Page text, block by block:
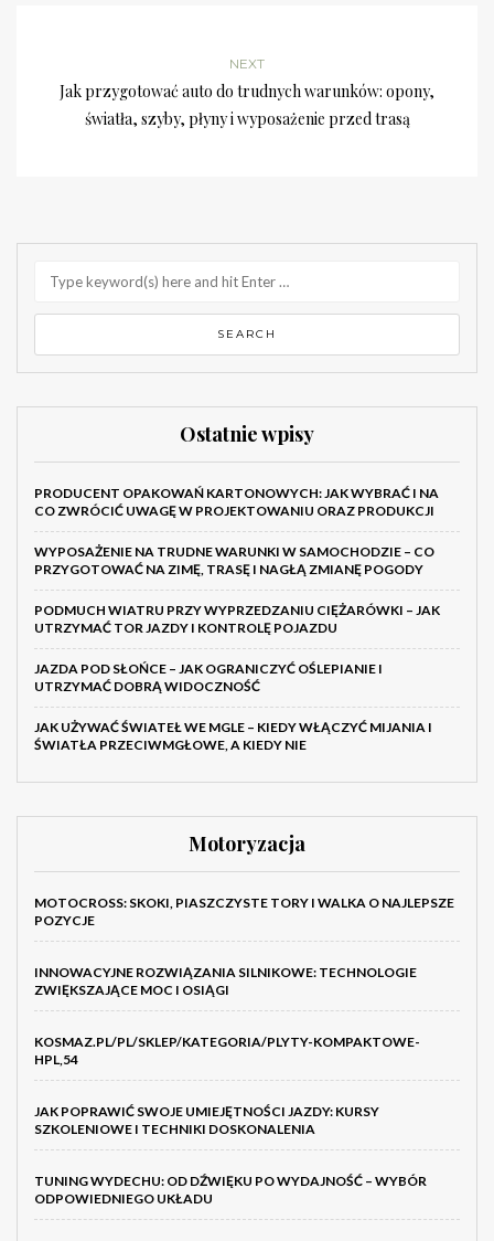
NEXT
Jak przygotować auto do trudnych warunków: opony,
światła, szyby, płyny i wyposażenie przed trasą
Ostatnie wpisy
PRODUCENT OPAKOWAŃ KARTONOWYCH: JAK WYBRAĆ I NA
CO ZWRÓCIĆ UWAGĘ W PROJEKTOWANIU ORAZ PRODUKCJI
WYPOSAŻENIE NA TRUDNE WARUNKI W SAMOCHODZIE – CO
PRZYGOTOWAĆ NA ZIMĘ, TRASĘ I NAGŁĄ ZMIANĘ POGODY
PODMUCH WIATRU PRZY WYPRZEDZANIU CIĘŻARÓWKI – JAK
UTRZYMAĆ TOR JAZDY I KONTROLĘ POJAZDU
JAZDA POD SŁOŃCE – JAK OGRANICZYĆ OŚLEPIANIE I
UTRZYMAĆ DOBRĄ WIDOCZNOŚĆ
JAK UŻYWAĆ ŚWIATEŁ WE MGLE – KIEDY WŁĄCZYĆ MIJANIA I
ŚWIATŁA PRZECIWMGŁOWE, A KIEDY NIE
Motoryzacja
MOTOCROSS: SKOKI, PIASZCZYSTE TORY I WALKA O NAJLEPSZE
POZYCJE
INNOWACYJNE ROZWIĄZANIA SILNIKOWE: TECHNOLOGIE
ZWIĘKSZAJĄCE MOC I OSIĄGI
KOSMAZ.PL/PL/SKLEP/KATEGORIA/PLYTY-KOMPAKTOWE-
HPL,54
JAK POPRAWIĆ SWOJE UMIEJĘTNOŚCI JAZDY: KURSY
SZKOLENIOWE I TECHNIKI DOSKONALENIA
TUNING WYDECHU: OD DŹWIĘKU PO WYDAJNOŚĆ – WYBÓR
ODPOWIEDNIEGO UKŁADU